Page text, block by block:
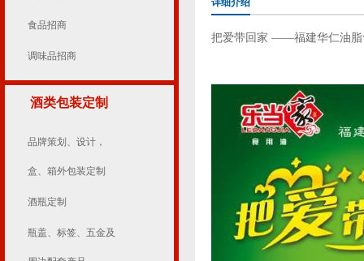
食品招商
调味品招商
酒类包装定制
品牌策划、设计，
盒、箱外包装定制
酒瓶定制
瓶盖、标签、五金及
详细介绍
把爱带回家 ——福建华仁油脂